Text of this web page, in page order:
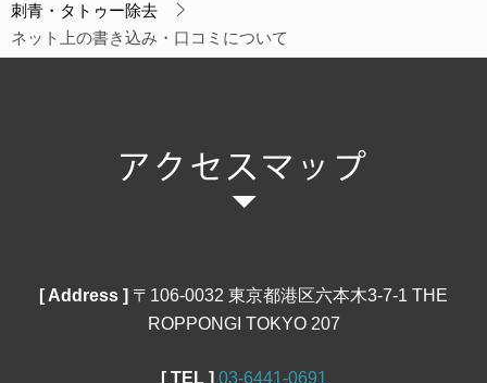
刺青・タトゥー除去
ネット上の書き込み・口コミについて
[ Address ] 〒106‐0032 東京都港区六本木3-7-1 THE
ROPPONGI TOKYO 207
[ TEL ] 03‐6441‐0691